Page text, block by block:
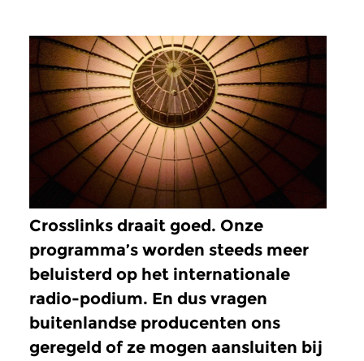
Crosslinks draait goed. Onze
programma’s worden steeds meer
beluisterd op het internationale
radio-podium. En dus vragen
buitenlandse producenten ons
geregeld of ze mogen aansluiten bij